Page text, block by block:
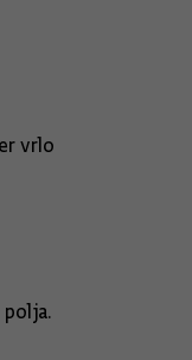
vrlo